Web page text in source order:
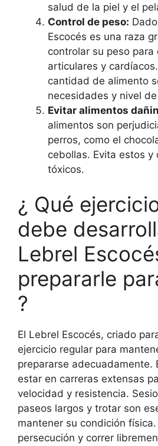
salud de la piel y el
Control de peso:
Escocés es una raza
controlar su peso
articulares y
cantidad de alimento
necesidades y nivel
Evitar alimentos
alimentos son
perros, como el
cebollas. Evita estos y
tóxicos.
¿ Qué
debe
Lebrel
prepararle
?
El Lebrel Escocés, criado
ejercicio regular para
prepararse adecuadamente.
estar en carreras extensas
velocidad y resistencia.
paseos largos y trotar son
mantener su condición
persecución y correr